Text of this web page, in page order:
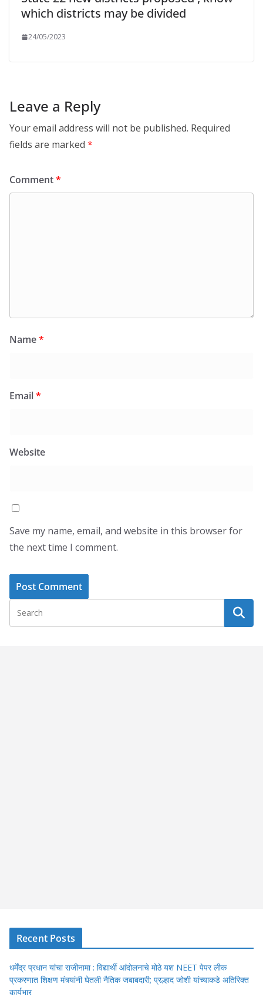
which districts may be divided
24/05/2023
Leave a Reply
Your email address will not be published. Required
fields are marked *
Comment*
Name*
Email*
Website
Save my name, email, and website in this browser for
the next time I comment.
Recent Posts
धर्मेंद्र प्रधान यांचा राजीनामा : विद्यार्थी आंदोलनाचे मोठे यश NEET पेपर लीक
प्रकरणात शिक्षण मंत्र्यांनी घेतली नैतिक जबाबदारी; प्रल्हाद जोशी यांच्याकडे अतिरिक्त
कार्यभार